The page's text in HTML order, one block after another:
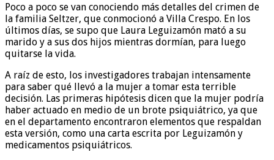
Poco a poco se van conociendo más detalles del crimen de
la familia Seltzer, que conmocionó a Villa Crespo. En los
últimos días, se supo que Laura Leguizamón mató a su
marido y a sus dos hijos mientras dormían, para luego
quitarse la vida.
A raíz de esto, los investigadores trabajan intensamente
para saber qué llevó a la mujer a tomar esta terrible
decisión. Las primeras hipótesis dicen que la mujer podría
haber actuado en medio de un brote psiquiátrico, ya que
en el departamento encontraron elementos que respaldan
esta versión, como una carta escrita por Leguizamón y
medicamentos psiquiátricos.